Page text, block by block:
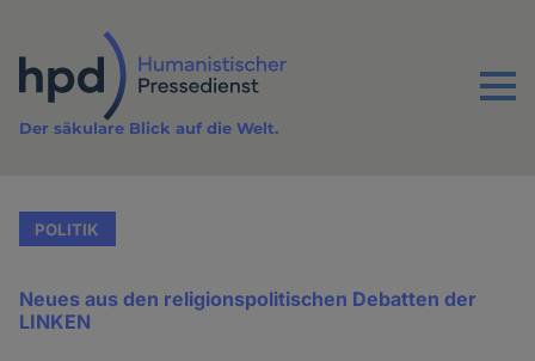
Inhalt
Menu
Der säkulare Blick auf die Welt.
POLITIK
Neues aus den religionspolitischen Debatten der
LINKEN